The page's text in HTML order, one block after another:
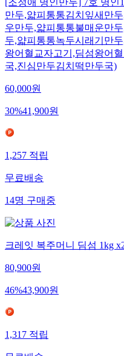
[조정애 명인만두] 7호 명인
만두,얇피통통김치잎새만
우만두,얇피통통불매운만
두,얇피통통녹두시래기만
왕어혈교자고기,딤섬왕어
국,진심만두김치떡만두국)
60,000원
30%41,900원
1,257적립
무료배송
14명구매중
크레잇 복주머니 딤섬 1kg
80,900원
46%43,900원
1,317적립